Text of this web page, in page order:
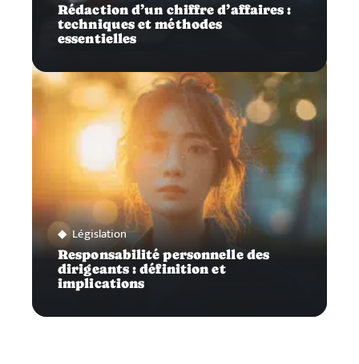
Rédaction d’un chiffre d’affaires :
techniques et méthodes
essentielles
Législation
Responsabilité personnelle des
dirigeants : définition et
implications